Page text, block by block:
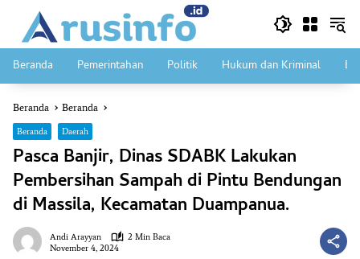
konten
Beranda Pemerintahan Politik Hukum dan Kriminal
Beranda Beranda
Beranda Daerah
Pasca Banjir, Dinas SDABK Lakukan
Pembersihan Sampah di Pintu Bendungan
di Massila, Kecamatan Duampanua.
Andi Arayyan
2 Min Baca
November 4, 2024